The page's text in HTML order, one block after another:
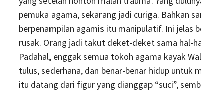
pemuka agama, sekarang jadi curiga. Bahkan
berpenampilan agamis itu manipulatif. Ini jelas
rusak. Orang jadi takut deket-deket sama hal-
Padahal, enggak semua tokoh agama kayak
tulus, sederhana, dan benar-benar hidup untuk
itu datang dari figur yang dianggap “suci”,